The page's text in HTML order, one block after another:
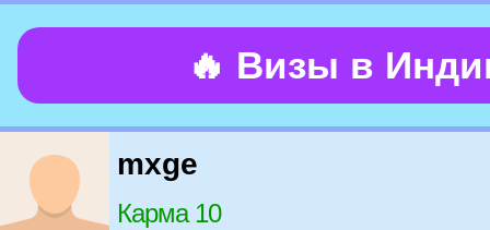
🔥 Визы в
mxge
Карма 10